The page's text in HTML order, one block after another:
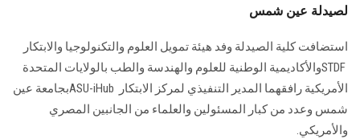
لصيدلة عين شمس
STDF ‎والأكاديمية الوطنية للعلوم والهندسة والطب بالولايات المتحدة
الأمريكية رافقهما ‏المدير التنفيذي لمركز الابتكار ASU-iHub ‎بجامعة عين
شمس وعدد من كبار ‏المسئولين والعلماء من الجانبين المصري
والأمريكي‎.‎